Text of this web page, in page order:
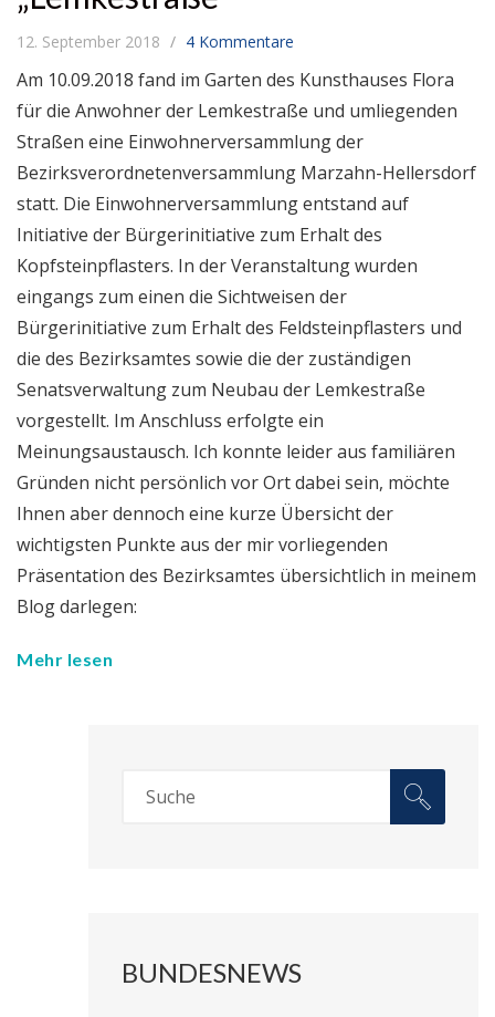
12. September 2018 4 Kommentare
Am 10.09.2018 fand im Garten des Kunsthauses Flora
für die Anwohner der Lemkestraße und umliegenden
Straßen eine Einwohnerversammlung der
Bezirksverordnetenversammlung Marzahn-Hellersdorf
statt. Die Einwohnerversammlung entstand auf
Initiative der Bürgerinitiative zum Erhalt des
Kopfsteinpflasters. In der Veranstaltung wurden
eingangs zum einen die Sichtweisen der
Bürgerinitiative zum Erhalt des Feldsteinpflasters und
die des Bezirksamtes sowie die der zuständigen
Senatsverwaltung zum Neubau der Lemkestraße
vorgestellt. Im Anschluss erfolgte ein
Meinungsaustausch. Ich konnte leider aus familiären
Gründen nicht persönlich vor Ort dabei sein, möchte
Ihnen aber dennoch eine kurze Übersicht der
wichtigsten Punkte aus der mir vorliegenden
Präsentation des Bezirksamtes übersichtlich in meinem
Blog darlegen:
Mehr lesen
BUNDESNEWS